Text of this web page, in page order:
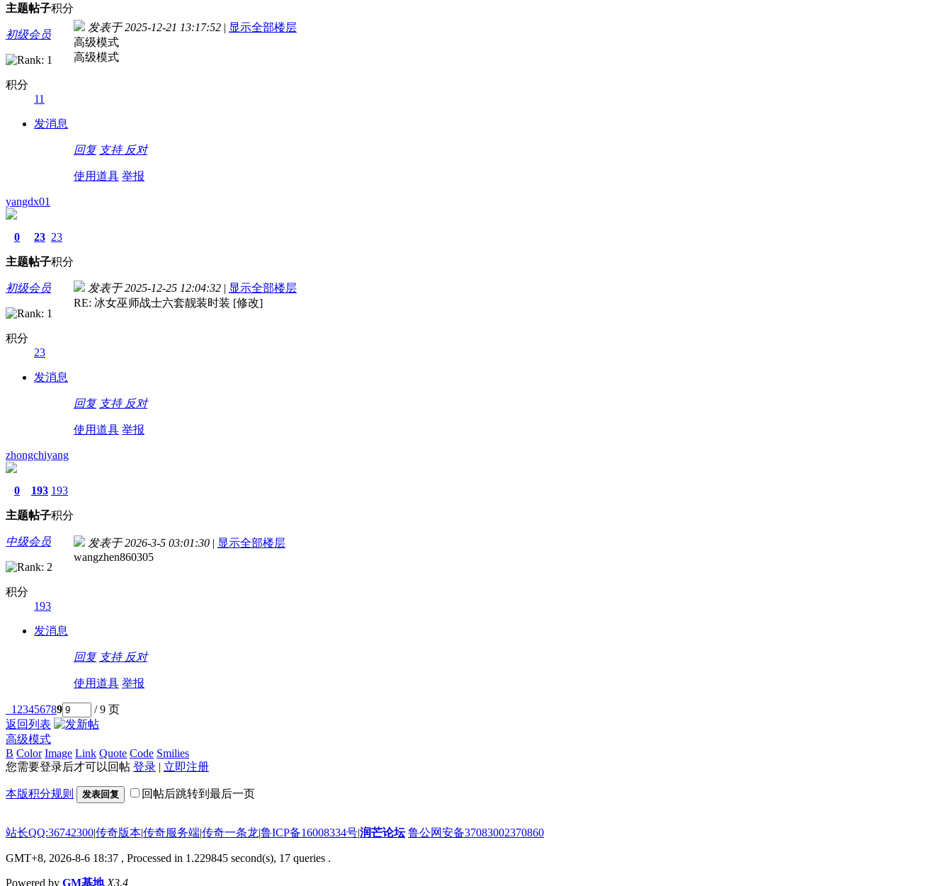
主题帖子积分
初级会员
积分
11
发消息
发表于 2025-12-21 13:17:52 | 显示全部楼层
高级模式
高级模式
回复 支持 反对
使用道具 举报
yangdx01
0
主题
23
帖子
23
积分
初级会员
积分
23
发消息
发表于 2025-12-25 12:04:32 | 显示全部楼层
RE: 冰女巫师战士六套靓装时装 [修改]
回复 支持 反对
使用道具 举报
zhongchiyang
0
主题
193
帖子
193
积分
中级会员
积分
193
发消息
发表于 2026-3-5 03:01:30 | 显示全部楼层
wangzhen860305
回复 支持 反对
使用道具 举报
1 23456789
/ 9 页
返回列表
高级模式
B Color Image Link Quote Code Smilies
您需要登录后才可以回帖 登录 | 立即注册
本版积分规则 发表回复 回帖后跳转到最后一页
站长QQ:36742300|传奇版本|传奇服务端|传奇一条龙|鲁ICP备16008334号|润芒论坛 鲁公网安备37083002370860
GMT+8, 2026-8-6 18:37 , Processed in 1.229845 second(s), 17 queries .
Powered by GM基地 X3.4